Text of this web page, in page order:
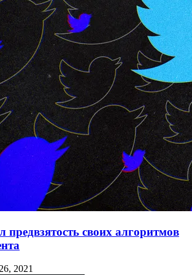
предвзятость своих алгоритмов
2021